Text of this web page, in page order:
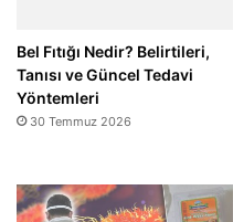
Bel Fıtığı Nedir? Belirtileri,
Tanısı ve Güncel Tedavi
Yöntemleri
30 Temmuz 2026